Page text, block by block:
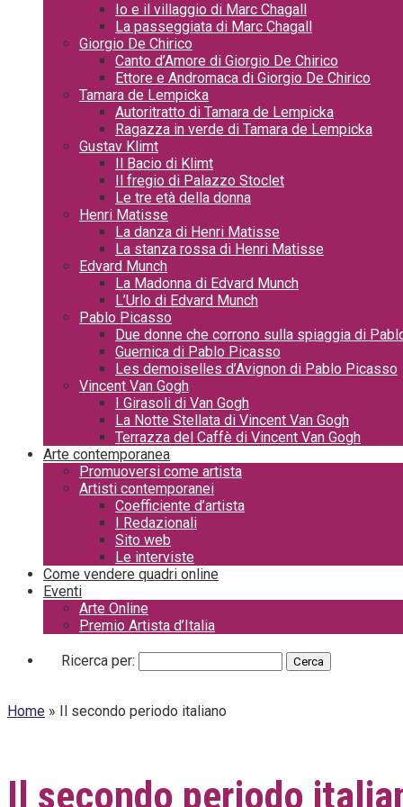
Io e il villaggio di Marc Chagall
La passeggiata di Marc Chagall
Giorgio De Chirico
Canto d’Amore di Giorgio De Chirico
Ettore e Andromaca di Giorgio De Chirico
Tamara de Lempicka
Autoritratto di Tamara de Lempicka
Ragazza in verde di Tamara de Lempicka
Gustav Klimt
Il Bacio di Klimt
Il fregio di Palazzo Stoclet
Le tre età della donna
Henri Matisse
La danza di Henri Matisse
La stanza rossa di Henri Matisse
Edvard Munch
La Madonna di Edvard Munch
L’Urlo di Edvard Munch
Pablo Picasso
Due donne che corrono sulla spiaggia di
Guernica di Pablo Picasso
Les demoiselles d’Avignon di Pablo Picasso
Vincent Van Gogh
I Girasoli di Van Gogh
La Notte Stellata di Vincent Van Gogh
Terrazza del Caffè di Vincent Van Gogh
Arte contemporanea
Promuoversi come artista
Artisti contemporanei
Coefficiente d’artista
I Redazionali
Sito web
Le interviste
Come vendere quadri online
Eventi
Arte Online
Premio Artista d’Italia
Ricerca per:
Home » Il secondo periodo italiano
Il secondo periodo